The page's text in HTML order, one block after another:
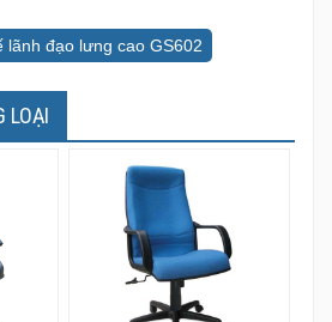
lãnh đạo lưng cao GS602
LOẠI